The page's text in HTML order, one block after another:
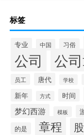
标签
专业 中国 习俗
公司 公
员工 唐代 学校
新年 方式 时间
梦幻西游 模板
的是 章程